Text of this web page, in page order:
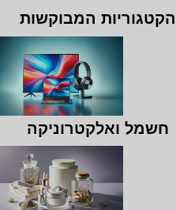
הקטגוריות המבוקשות
חשמל ואלקטרוניקה